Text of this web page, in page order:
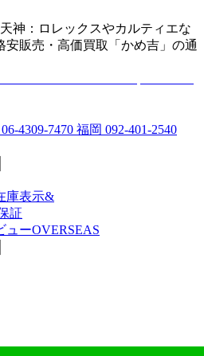
神：ロレックスやカルティエな
安販売・高価買取「かめ吉」の通
06-4309-7470 福岡 092-401-2540
庫表示&
証
ューOVERSEAS